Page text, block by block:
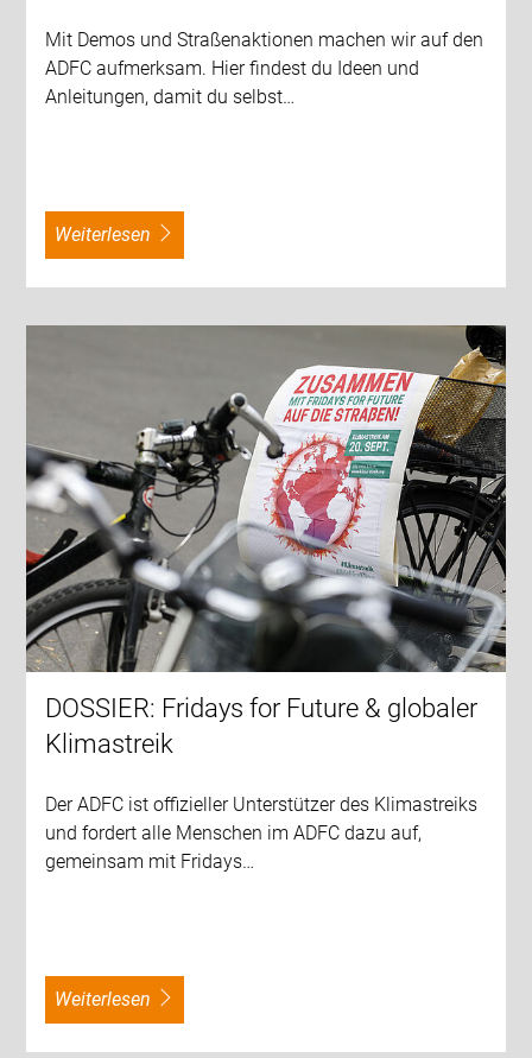
Mit Demos und Straßenaktionen machen wir auf den
ADFC aufmerksam. Hier findest du Ideen und
Anleitungen, damit du selbst…
weiterlesen
DOSSIER: Fridays for Future & globaler
Klimastreik
Der ADFC ist offizieller Unterstützer des Klimastreiks
und fordert alle Menschen im ADFC dazu auf,
gemeinsam mit Fridays…
weiterlesen